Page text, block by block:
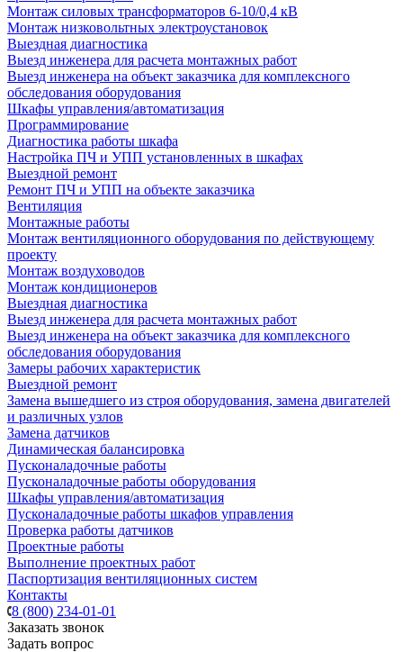
Монтаж силовых трансформаторов 6-10/0,4 кВ
Монтаж низковольтных электроустановок
Выездная диагностика
Выезд инженера для расчета монтажных работ
Выезд инженера на объект заказчика для комплексного
обследования оборудования
Шкафы управления/автоматизация
Программирование
Диагностика работы шкафа
Настройка ПЧ и УПП установленных в шкафах
Выездной ремонт
Ремонт ПЧ и УПП на объекте заказчика
Вентиляция
Монтажные работы
Монтаж вентиляционного оборудования по действующему
проекту
Монтаж воздуховодов
Монтаж кондиционеров
Выездная диагностика
Выезд инженера для расчета монтажных работ
Выезд инженера на объект заказчика для комплексного
обследования оборудования
Замеры рабочих характеристик
Выездной ремонт
Замена вышедшего из строя оборудования, замена двигателей
и различных узлов
Замена датчиков
Динамическая балансировка
Пусконаладочные работы
Пусконаладочные работы оборудования
Шкафы управления/автоматизация
Пусконаладочные работы шкафов управления
Проверка работы датчиков
Проектные работы
Выполнение проектных работ
Паспортизация вентиляционных систем
Контакты
8 (800) 234-01-01
Заказать звонок
Задать вопрос